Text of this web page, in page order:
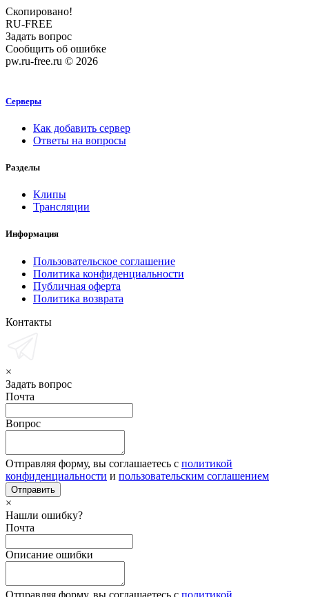
Скопировано!
RU-FREE
Задать вопрос
Сообщить об ошибке
pw.ru-free.ru © 2026
Серверы
Как добавить сервер
Ответы на вопросы
Разделы
Клипы
Трансляции
Информация
Пользовательское соглашение
Политика конфиденциальности
Публичная оферта
Политика возврата
Контакты
×
Задать вопрос
Почта
Вопрос
Отправляя форму, вы соглашаетесь с политикой
конфиденциальности и пользовательским соглашением
×
Нашли ошибку?
Почта
Описание ошибки
Отправляя форму, вы соглашаетесь с политикой